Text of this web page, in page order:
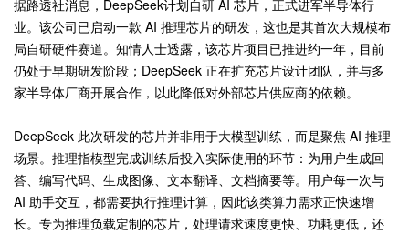
据路透社消息，DeepSeek计划自研 AI 芯片，正式进军半导体行
业。该公司已启动一款 AI 推理芯片的研发，这也是其首次大规模布
局自研硬件赛道。知情人士透露，该芯片项目已推进约一年，目前
仍处于早期研发阶段；DeepSeek 正在扩充芯片设计团队，并与多
家半导体厂商开展合作，以此降低对外部芯片供应商的依赖。
DeepSeek 此次研发的芯片并非用于大模型训练，而是聚焦 AI 推理
场景。推理指模型完成训练后投入实际使用的环节：为用户生成回
答、编写代码、生成图像、文本翻译、文档摘要等。用户每一次与
AI 助手交互，都需要执行推理计算，因此该类算力需求正快速增
长。专为推理负载定制的芯片，处理请求速度更快、功耗更低，还